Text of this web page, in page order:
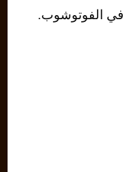
الفوتوشوب.